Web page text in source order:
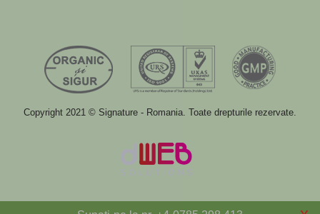
Copyright 2021 © Signature - Romania. Toate drepturile rezervate.